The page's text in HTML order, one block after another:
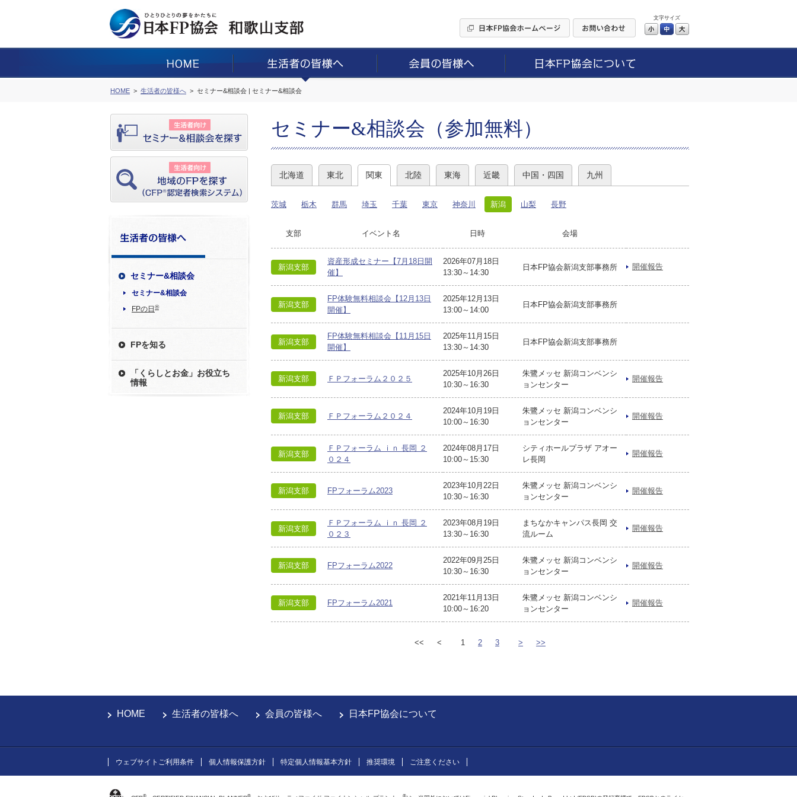
文字サイズ
小 中
HOME 生活者の皆様へ セミナー&相談会 | セミナー&相談会
セミナー&相談会
セミナー&相談会
FPの日 ®
FPを知る
「くらしとお金」お役立ち
情報
セミナー&相談会（参加無料）
北海道 東北 関東 北陸 東海 近畿 中国・四国 九州
茨城 栃木 群馬 埼玉 千葉 東京 神奈川 新潟 山梨 長野
支部 イベント名 日時 会場
新潟支部
資産形成セミナー【7月18日開
催】
2026年07月18日
13:30～14:30
日本FP協会新潟支部事務所 開催報告
新潟支部
FP体験無料相談会【12月13日
開催】
2025年12月13日
13:00～14:00
日本FP協会新潟支部事務所
新潟支部
FP体験無料相談会【11月15日
開催】
2025年11月15日
13:30～14:30
日本FP協会新潟支部事務所
新潟支部 ＦＰフォーラム２０２５
2025年10月26日
10:30～16:30
朱鷺メッセ 新潟コンベンシ
ョンセンター
開催報告
新潟支部 ＦＰフォーラム２０２４
2024年10月19日
10:00～16:30
朱鷺メッセ 新潟コンベンシ
ョンセンター
開催報告
新潟支部
ＦＰフォーラム ｉｎ 長岡 ２
０２４
2024年08月17日
10:00～15:30
シティホールプラザ アオー
レ長岡
開催報告
新潟支部 FPフォーラム2023
2023年10月22日
10:30～16:30
朱鷺メッセ 新潟コンベンシ
ョンセンター
開催報告
新潟支部
ＦＰフォーラム ｉｎ 長岡 ２
０２３
2023年08月19日
13:30～16:30
まちなかキャンパス長岡 交
流ルーム
開催報告
新潟支部 FPフォーラム2022
2022年09月25日
10:30～16:30
朱鷺メッセ 新潟コンベンシ
ョンセンター
開催報告
新潟支部 FPフォーラム2021
2021年11月13日
10:00～16:20
朱鷺メッセ 新潟コンベンシ
ョンセンター
開催報告
<< < 1 2 3 > >>
HOME 生活者の皆様へ 会員の皆様へ 日本FP協会について
ウェブサイトご利用条件 個人情報保護方針 特定個人情報基本方針 推奨環境 ご注意ください
® ® ®